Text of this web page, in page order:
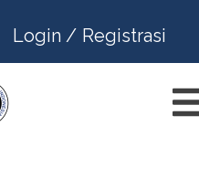
Login / Registrasi